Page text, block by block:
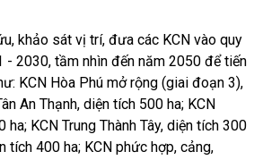
khảo sát vị trí, đưa các KCN vào quy
- 2030, tầm nhìn đến năm 2050 để tiến
KCN Hòa Phú mở rộng (giai đoạn 3),
An Thạnh, diện tích 500 ha; KCN
KCN Trung Thành Tây, diện tích 300
tích 400 ha; KCN phức hợp, cảng,